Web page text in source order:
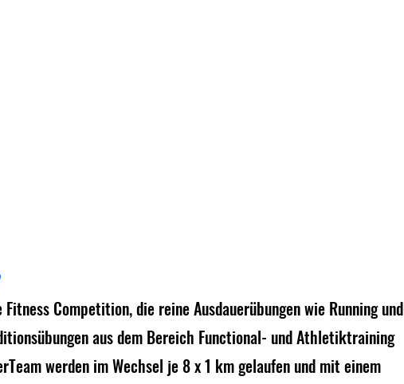
Competition, die reine Ausdauerübungen wie Running und
aus dem Bereich Functional- und Athletiktraining
werden im Wechsel je 8 x 1 km gelaufen und mit einem